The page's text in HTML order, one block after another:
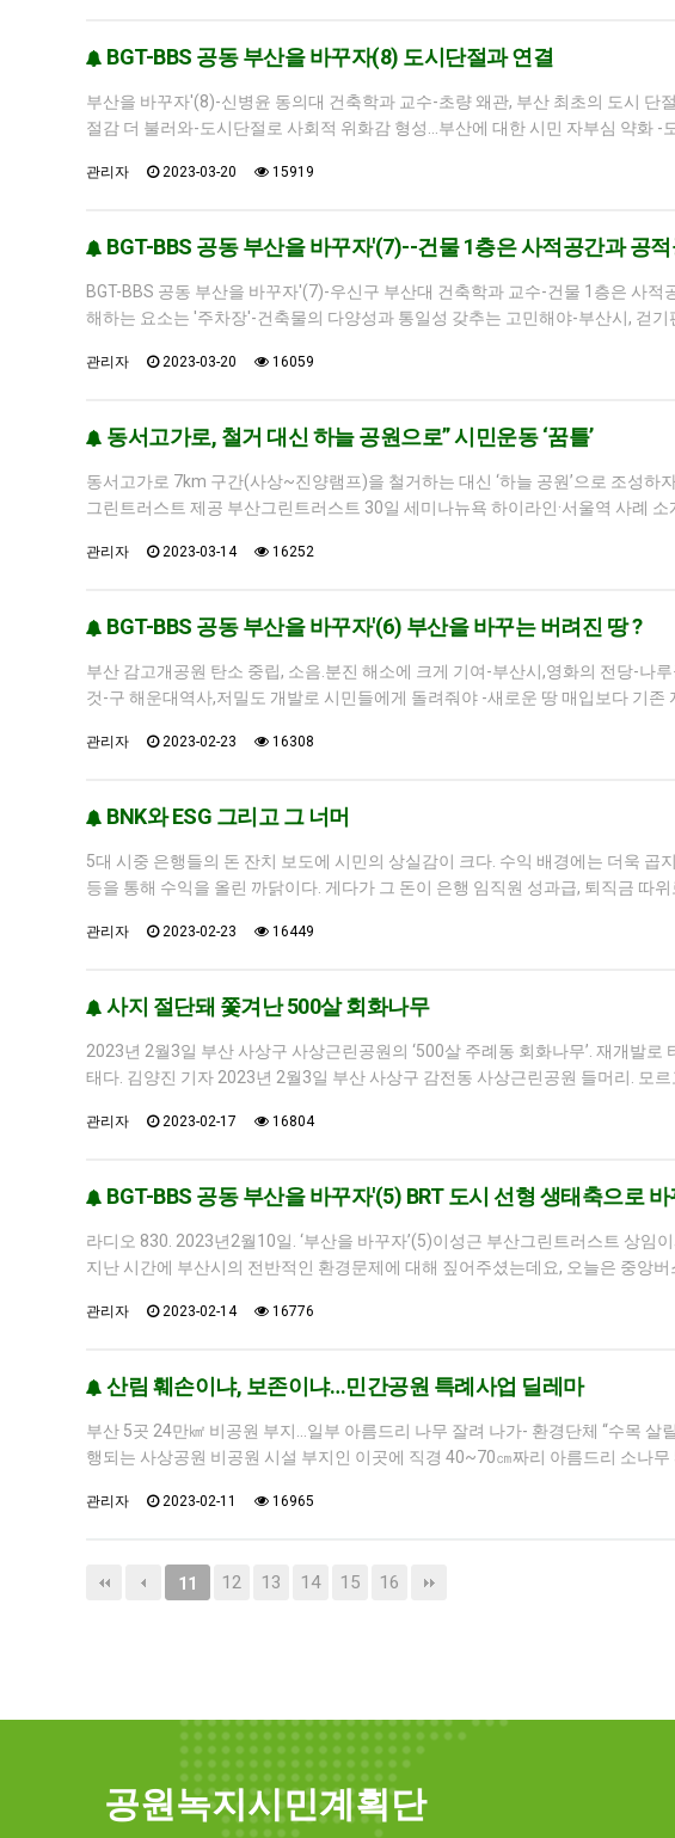
BGT-BBS 공동 부산을 바꾸자(8) 도시단절과 연결
부산을 바꾸자'(8)-신병윤 동의대 건축학과 교수-초량 왜관, 부산 최초의 도시
절감 더 불러와-도시단절로 사회적 위화감 형성...부산에 대한 시민 자부심 약화 -
관리자 2023-03-20 15919
BGT-BBS 공동 부산을 바꾸자'(7)--건물 1층은 사적공간과 공
BGT-BBS 공동 부산을 바꾸자'(7)-우신구 부산대 건축학과 교수-건물 1층은 사
해하는 요소는 '주차장'-건축물의 다양성과 통일성 갖추는 고민해야-부산시, 걷
관리자 2023-03-20 16059
동서고가로, 철거 대신 하늘 공원으로” 시민운동 ‘꿈틀’
동서고가로 7km 구간(사상~진양램프)을 철거하는 대신 ‘하늘 공원’으로 조성
그린트러스트 제공 부산그린트러스트 30일 세미나뉴욕 하이라인·서울역 사례
관리자 2023-03-14 16252
BGT-BBS 공동 부산을 바꾸자'(6) 부산을 바꾸는 버려진 땅 ?
부산 감고개공원 탄소 중립, 소음.분진 해소에 크게 기여-부산시,영화의 전당-나
것-구 해운대역사,저밀도 개발로 시민들에게 돌려줘야 -새로운 땅 매입보다 기
관리자 2023-02-23 16308
BNK와 ESG 그리고 그 너머
5대 시중 은행들의 돈 잔치 보도에 시민의 상실감이 크다. 수익 배경에는 더욱
등을 통해 수익을 올린 까닭이다. 게다가 그 돈이 은행 임직원 성과급, 퇴직금 따
관리자 2023-02-23 16449
사지 절단돼 쫓겨난 500살 회화나무
2023년 2월3일 부산 사상구 사상근린공원의 ‘500살 주례동 회화나무’. 재개발
태다. 김양진 기자 2023년 2월3일 부산 사상구 감전동 사상근린공원 들머리. 모
관리자 2023-02-17 16804
BGT-BBS 공동 부산을 바꾸자'(5) BRT 도시 선형 생태축으로
라디오 830. 2023년2월10일. ‘부산을 바꾸자’(5)이성근 부산그린트러스트 상임
지난 시간에 부산시의 전반적인 환경문제에 대해 짚어주셨는데요, 오늘은 중앙
관리자 2023-02-14 16776
산림 훼손이냐, 보존이냐…민간공원 특례사업 딜레마
부산 5곳 24만㎢ 비공원 부지…일부 아름드리 나무 잘려 나가- 환경단체 “수목
행되는 사상공원 비공원 시설 부지인 이곳에 직경 40~70㎝짜리 아름드리 소나무
관리자 2023-02-11 16965
11 12 13 14 15 16
공원녹지시민계획단